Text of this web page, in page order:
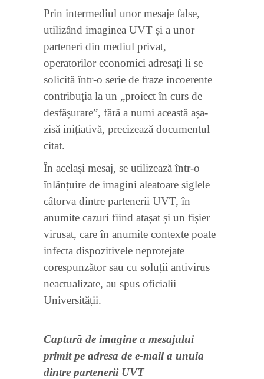
Prin intermediul unor mesaje false,
utilizând imaginea UVT și a unor
parteneri din mediul privat,
operatorilor economici adresați li se
solicită într-o serie de fraze incoerente
contribuția la un „proiect în curs de
desfășurare”, fără a numi această așa-
zisă inițiativă, precizează documentul
citat.
În același mesaj, se utilizează într-o
înlănțuire de imagini aleatoare siglele
câtorva dintre partenerii UVT, în
anumite cazuri fiind atașat și un fișier
virusat, care în anumite contexte poate
infecta dispozitivele neprotejate
corespunzător sau cu soluții antivirus
neactualizate, au spus oficialii
Universității.
Captură de imagine a mesajului
primit pe adresa de e-mail a unuia
dintre partenerii UVT